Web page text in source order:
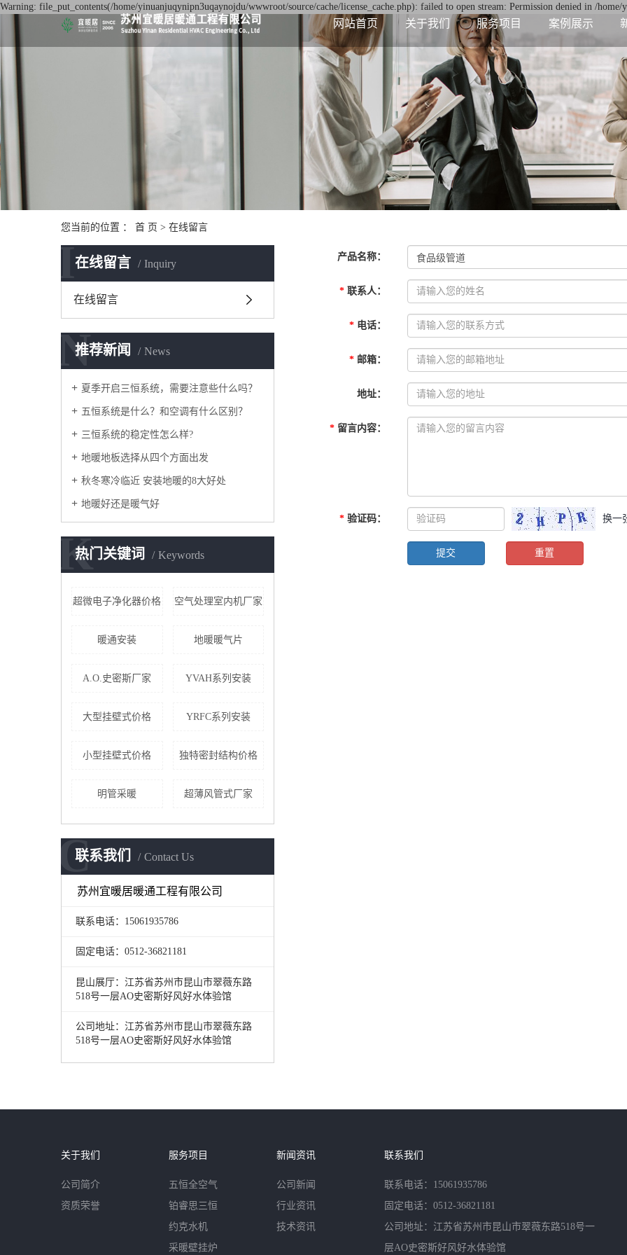
Warning: file_put_contents(/home/yinuanjuqynipn3uqaynojdu/wwwroot/source/cache/license_cache.php): failed to open stream: Permission denied in /
网站首页 关于我们 服务项目 案例展示
您当前的位置 ： 首 页 > 在线留言
在线留言 Inquiry
I
在线留言
推荐新闻 News
N
夏季开启三恒系统，需要注意些什么吗？
五恒系统是什么？和空调有什么区别？
三恒系统的稳定性怎么样?
地暖地板选择从四个方面出发
秋冬寒冷临近 安装地暖的8大好处
地暖好还是暖气好
热门关键词 Keywords
K
超微电子净化器价格 空气处理室内机厂家
暖通安装 地暖暖气片
A.O.史密斯厂家 YVAH系列安装
大型挂壁式价格 YRFC系列安装
小型挂壁式价格 独特密封结构价格
明管采暖 超薄风管式厂家
联系我们 Contact Us
C
苏州宜暖居暖通工程有限公司
联系电话：15061935786
固定电话：0512-36821181
昆山展厅：江苏省苏州市昆山市翠薇东路
518号一层AO史密斯好风好水体验馆
公司地址：江苏省苏州市昆山市翠薇东路
518号一层AO史密斯好风好水体验馆
产品名称：
* 联系人：
* 电话：
* 邮箱：
地址：
* 留言内容：
* 验证码： 换一
关于我们
公司简介
资质荣誉
服务项目
五恒全空气
铂睿思三恒
约克水机
采暖壁挂炉
新闻资讯
公司新闻
行业资讯
技术资讯
联系我们
联系电话：15061935786
固定电话：0512-36821181
公司地址：江苏省苏州市昆山市翠薇东路518号一
层AO史密斯好风好水体验馆